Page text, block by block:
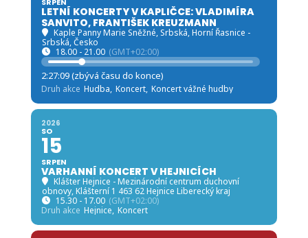
LETNÍ KONCERTY V KAPLIČCE: VLADIMÍRA
SANVITO, FRANTIŠEK KREUZMANN
Kaple Panny Marie Sněžné, Srbská, Horní Řasnice -
Srbská, Česko
18.00 - 21.00 (GMT+02:00)
2:27:07 (zbývá času do konce)
Druh akce Hudba, Koncert, Koncert vážné hudby
2026
SO
15
SRPEN
VARHANNÍ KONCERT V HEJNICÍCH
Klášter Hejnice - Mezinárodní centrum duchovní
obnovy, Klášterní 1 463 62 Hejnice Liberecký kraj
15.30 - 17.00 (GMT+02:00)
Druh akce Hejnice, Koncert